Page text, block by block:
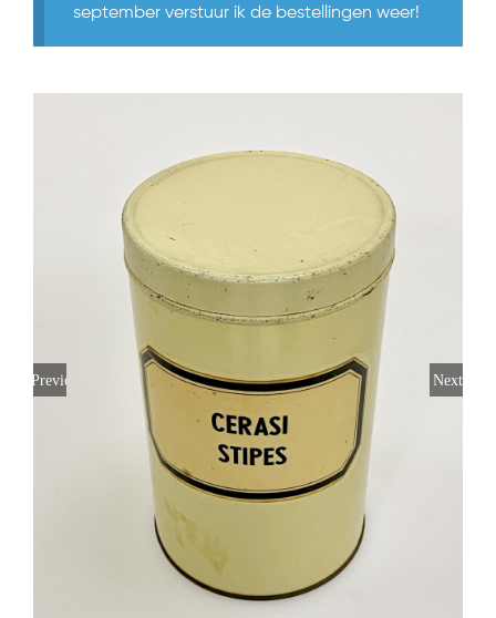
september verstuur ik de bestellingen weer!
Previous Next